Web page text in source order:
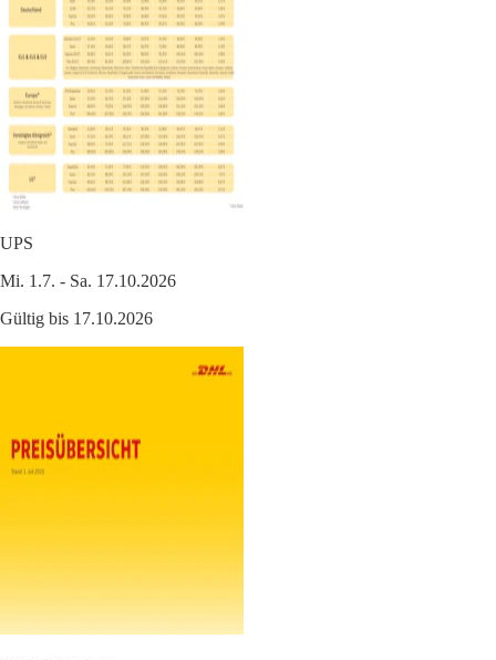
UPS
Mi. 1.7. - Sa. 17.10.2026
Gültig bis 17.10.2026